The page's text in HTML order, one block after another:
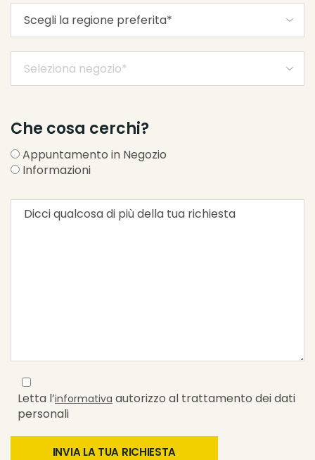
Che cosa cerchi?
Appuntamento in Negozio
Informazioni
Letta l’informativa autorizzo al trattamento dei dati
personali